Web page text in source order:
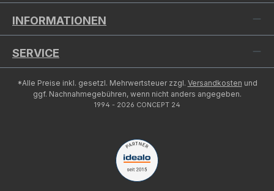
INFORMATIONEN
SERVICE
*Alle Preise inkl. gesetzl. Mehrwertsteuer zzgl. Versandkosten und
ggf. Nachnahmegebühren, wenn nicht anders angegeben.
1994 - 2026 CONCEPT 24